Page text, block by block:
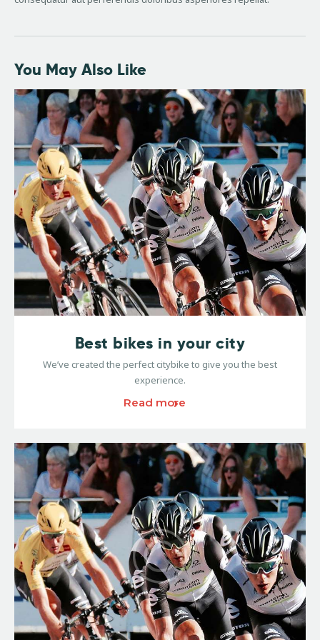
You May Also Like
Best bikes in your city
We’ve created the perfect citybike to give you the best
experience.
Read more